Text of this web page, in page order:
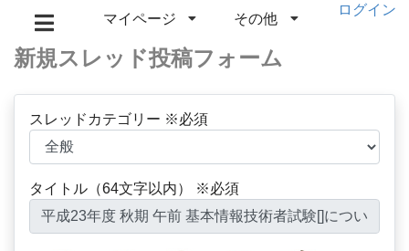
マイページ その他
ログイン
新規スレッド投稿フォーム
スレッドカテゴリー ※必須
タイトル（64文字以内） ※必須